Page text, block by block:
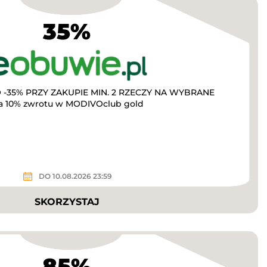
35%
PRZY ZAKUPIE MIN. 2 RZECZY NA WYBRANE
10% zwrotu w MODIVOclub gold
DO 10.08.2026 23:59
SKORZYSTAJ